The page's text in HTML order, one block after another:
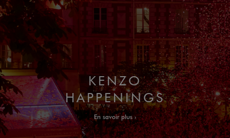
KENZO
HAPPENINGS
En savoir plus